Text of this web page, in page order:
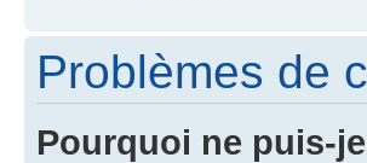
Problèmes de
Pourquoi ne puis-